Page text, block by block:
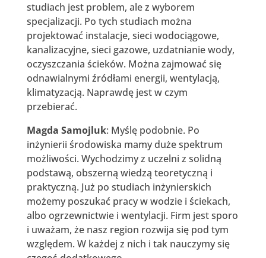
studiach jest problem, ale z wyborem
specjalizacji. Po tych studiach można
projektować instalacje, sieci wodociągowe,
kanalizacyjne, sieci gazowe, uzdatnianie wody,
oczyszczania ścieków. Można zajmować się
odnawialnymi źródłami energii, wentylacją,
klimatyzacją. Naprawdę jest w czym
przebierać.
Magda Samojluk: Myślę podobnie. Po
inżynierii środowiska mamy duże spektrum
możliwości. Wychodzimy z uczelni z solidną
podstawą, obszerną wiedzą teoretyczną i
praktyczną. Już po studiach inżynierskich
możemy poszukać pracy w wodzie i ściekach,
albo ogrzewnictwie i wentylacji. Firm jest sporo
i uważam, że nasz region rozwija się pod tym
względem. W każdej z nich i tak nauczymy się